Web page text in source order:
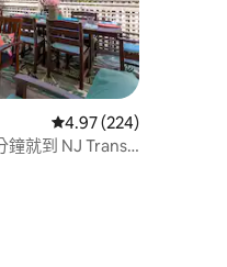
滿分 5 分）
從 224 則評價中獲得
4.97 (224)
鐘就到 NJ Transit